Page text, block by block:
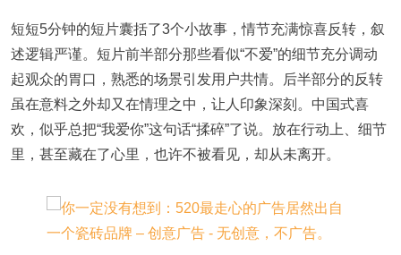
短短5分钟的短片囊括了3个小故事，情节充满惊喜反转，叙
述逻辑严谨。短片前半部分那些看似“不爱”的细节充分调动
起观众的胃口，熟悉的场景引发用户共情。后半部分的反转
虽在意料之外却又在情理之中，让人印象深刻。中国式喜
欢，似乎总把“我爱你”这句话“揉碎”了说。放在行动上、细节
里，甚至藏在了心里，也许不被看见，却从未离开。